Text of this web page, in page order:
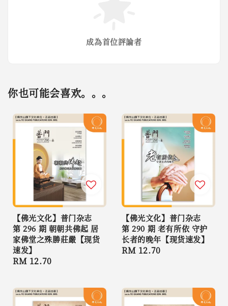
成為首位評論者
你也可能会喜欢。。。
【佛光文化】普门杂志
第 296 期 朝朝共佛起 居
家佛堂之殊勝莊嚴【现货
速发】
Regular
RM 12.70
【佛光文化】普门杂志
第 290 期 老有所依 守护
长者的晚年【现货速发】
Regular
RM 12.70